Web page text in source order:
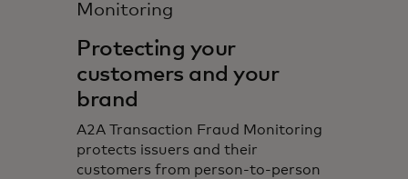
Monitoring
Protecting your
customers and your
brand
A2A Transaction Fraud Monitoring
protects issuers and their
customers from person-to-person